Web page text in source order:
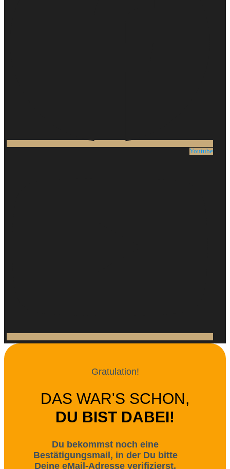
Youtube
Gratulation!
DAS WAR'S SCHON,
DU BIST DABEI!
Du bekommst noch eine
Bestätigungsmail, in der Du bitte
Deine eMail-Adresse verifizierst.